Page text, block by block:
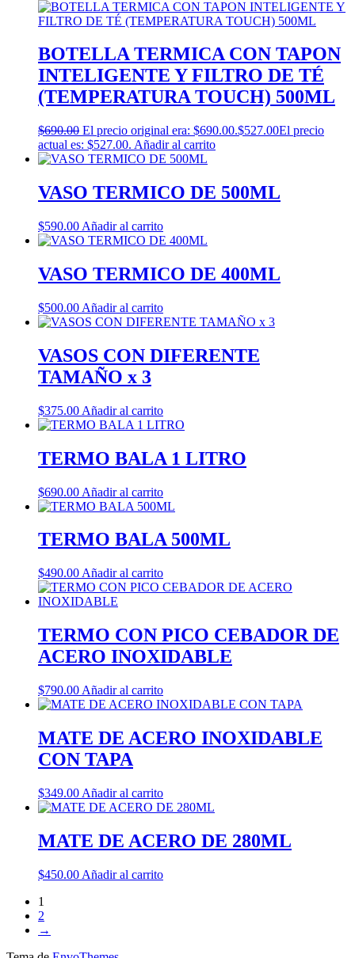
BOTELLA TERMICA CON TAPON
INTELIGENTE Y FILTRO DE TÉ
(TEMPERATURA TOUCH) 500ML
$690.00 El precio original era: $690.00.$527.00El precio
actual es: $527.00. Añadir al carrito
VASO TERMICO DE 500ML
$590.00 Añadir al carrito
VASO TERMICO DE 400ML
$500.00 Añadir al carrito
VASOS CON DIFERENTE
TAMAÑO x 3
$375.00 Añadir al carrito
TERMO BALA 1 LITRO
$690.00 Añadir al carrito
TERMO BALA 500ML
$490.00 Añadir al carrito
TERMO CON PICO CEBADOR DE
ACERO INOXIDABLE
$790.00 Añadir al carrito
MATE DE ACERO INOXIDABLE
CON TAPA
$349.00 Añadir al carrito
MATE DE ACERO DE 280ML
$450.00 Añadir al carrito
1
2
→